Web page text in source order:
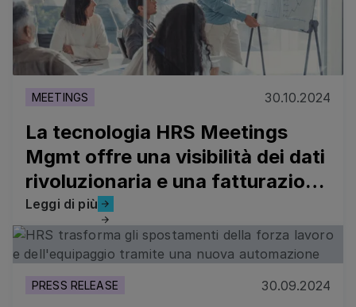
MEETINGS 30.10.2024
La tecnologia HRS Meetings
Mgmt offre una visibilità dei dati
rivoluzionaria e una fatturazione
automatizzata
Leggi di più
Leggi di più
PRESS RELEASE 30.09.2024
HRS trasforma gli spostamenti della forza lavoro e